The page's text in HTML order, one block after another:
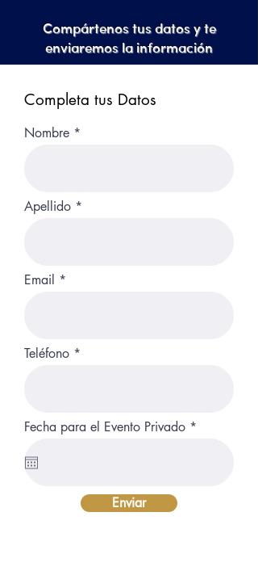
Compártenos tus datos y te
enviaremos la información
Completa tus Datos
Nombre
Apellido
Email
Teléfono
Fecha para el Evento Privado *
Enviar